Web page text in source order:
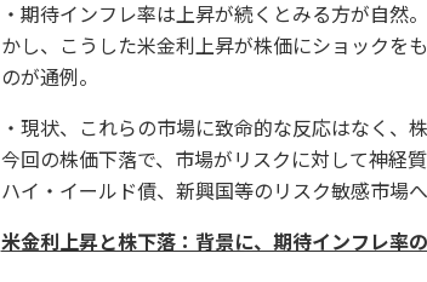
・期待インフレ率は上昇が続くとみる方が自然
かし、こうした米金利上昇が株価にショックを
のが通例。
・現状、これらの市場に致命的な反応はなく、
今回の株価下落で、市場がリスクに対して神経
ハイ・イールド債、新興国等のリスク敏感市場
米金利上昇と株下落：背景に、期待インフレ率